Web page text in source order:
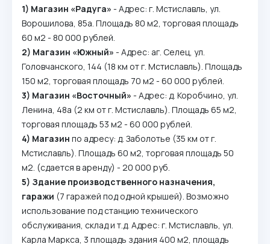
1) Магазин «Радуга» - Адрес: г. Мстиславль, ул.
Ворошилова, 85а. Площадь 80 м2, торговая площадь
60 м2 - 80 000 рублей.
2) Магазин «Южный» - Адрес: аг. Селец, ул.
Головчанского, 144 (18 км от г. Мстиславль). Площадь
150 м2, торговая площадь 70 м2 - 60 000 рублей.
3) Магазин «Восточный» - Адрес: д. Коробчино, ул.
Ленина, 48а (2 км от г. Мстиславль). Площадь 65 м2,
торговая площадь 53 м2 - 60 000 рублей.
4) Магазин по адресу: д. Заболотье (35 км от г.
Мстиславль). Площадь 60 м2, торговая площадь 50
м2. (сдается в аренду) - 20 000 руб.
5) Здание производственного назначения,
гаражи (7 гаражей под одной крышей). Возможно
использование под станцию технического
обслуживания, склад и т.д. Адрес: г. Мстиславль, ул.
Карла Маркса, 3 площадь здания 400 м2, площадь